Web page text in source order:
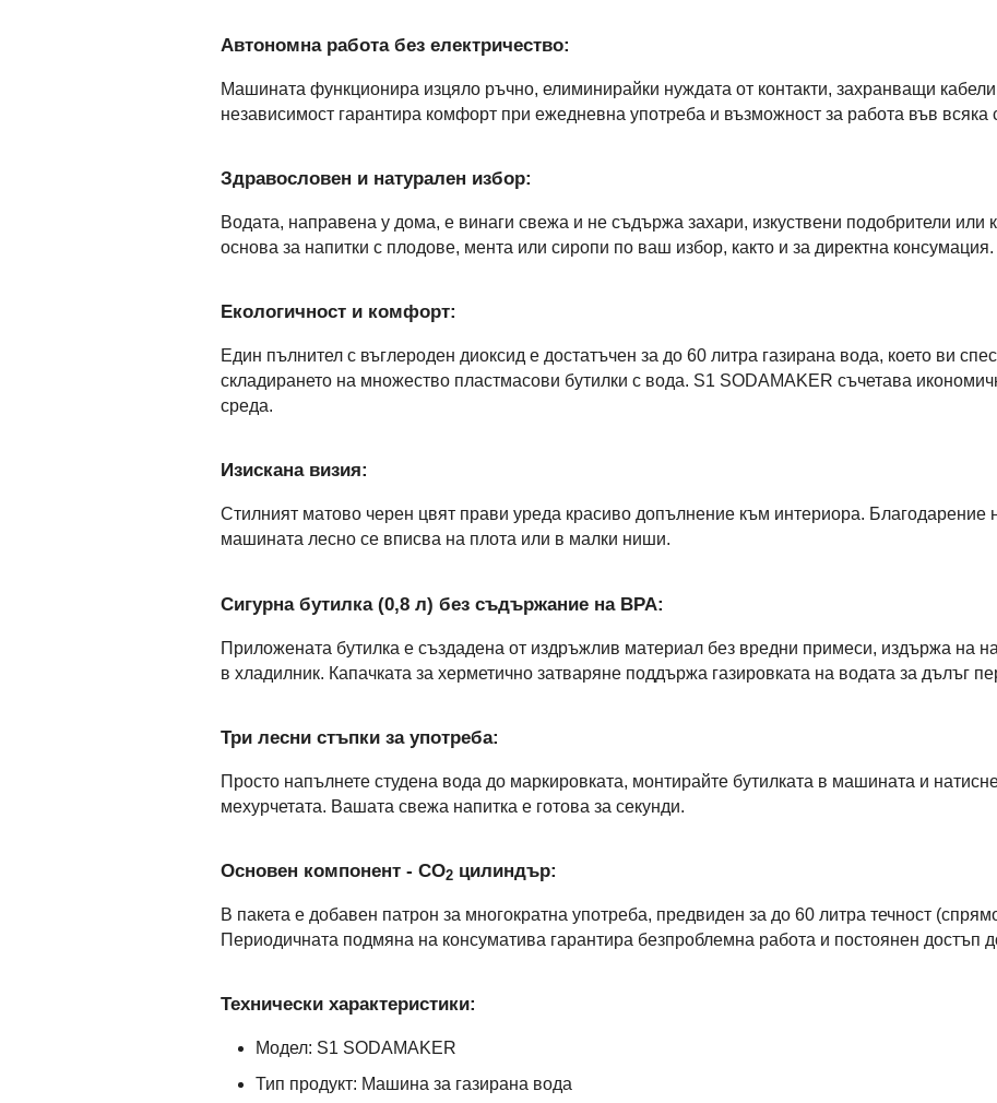
Автономна работа без електричество:
Машината функционира изцяло ръчно, елиминирайки нуждата от контакти, захранващи
независимост гарантира комфорт при ежедневна употреба и възможност за работа във всяка
Здравословен и натурален избор:
Водата, направена у дома, е винаги свежа и не съдържа захари, изкуствени подобрители или
основа за напитки с плодове, мента или сиропи по ваш избор, както и за директна консумация.
Екологичност и комфорт:
Един пълнител с въглероден диоксид е достатъчен за до 60 литра газирана вода, което ви
складирането на множество пластмасови бутилки с вода. S1 SODAMAKER съчетава
среда.
Изискана визия:
Стилният матово черен цвят прави уреда красиво допълнение към интериора. Благодарение
машината лесно се вписва на плота или в малки ниши.
Сигурна бутилка (0,8 л) без съдържание на BPA:
Приложената бутилка е създадена от издръжлив материал без вредни примеси, издържа на
в хладилник. Капачката за херметично затваряне поддържа газировката на водата за дълъг
Три лесни стъпки за употреба:
Просто напълнете студена вода до маркировката, монтирайте бутилката в машината и
мехурчетата. Вашата свежа напитка е готова за секунди.
Основен компонент - CO2 цилиндър:
В пакета е добавен патрон за многократна употреба, предвиден за до 60 литра течност
Периодичната подмяна на консуматива гарантира безпроблемна работа и постоянен достъп
Технически характеристики:
Модел: S1 SODAMAKER
Тип продукт: Машина за газирана вода